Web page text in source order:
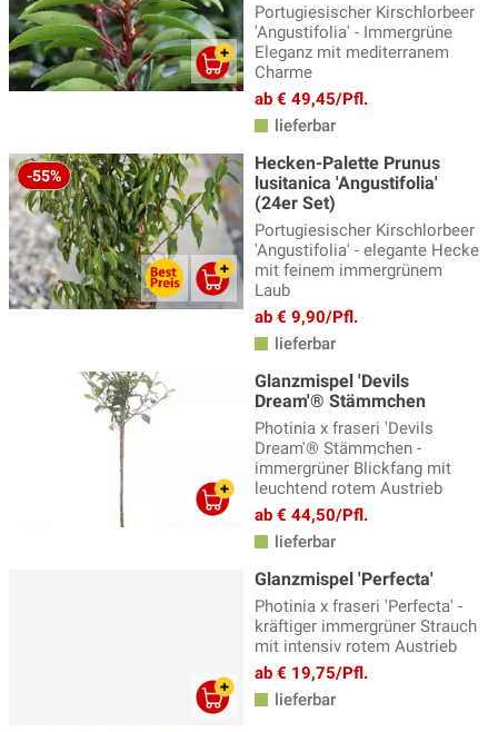
Portugiesischer Kirschlorbeer
'Angustifolia' - Immergrüne
Eleganz mit mediterranem
Charme
ab € 49,45/Pfl.
lieferbar
-55%
Hecken-Palette Prunus
lusitanica 'Angustifolia'
(24er Set)
Portugiesischer Kirschlorbeer
'Angustifolia' - elegante Hecke
mit feinem immergrünem
Laub
ab € 9,90/Pfl.
lieferbar
Glanzmispel 'Devils
Dream'® Stämmchen
Photinia x fraseri 'Devils
Dream'® Stämmchen -
immergrüner Blickfang mit
leuchtend rotem Austrieb
ab € 44,50/Pfl.
lieferbar
Glanzmispel 'Perfecta'
Photinia x fraseri 'Perfecta' -
kräftiger immergrüner Strauch
mit intensiv rotem Austrieb
ab € 19,75/Pfl.
lieferbar